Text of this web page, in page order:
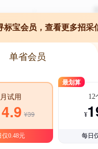
标宝会员，查看更多招采
单省会员
试用
¥39
仅0.48元
最划算
12
¥
每日